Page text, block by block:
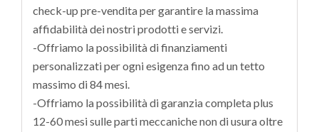
check-up pre-vendita per garantire la massima
affidabilità dei nostri prodotti e servizi.
-Offriamo la possibilità di finanziamenti
personalizzati per ogni esigenza fino ad un tetto
massimo di 84 mesi.
-Offriamo la possibilità di garanzia completa plus
12-60 mesi sulle parti meccaniche non di usura oltre